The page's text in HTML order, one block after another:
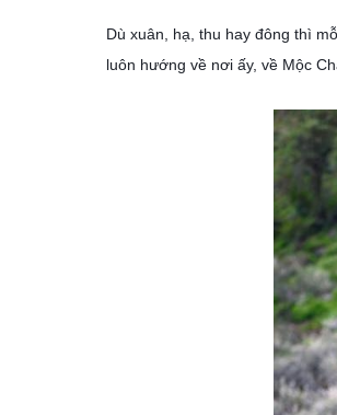
Dù xuân, hạ, thu hay đông thì
luôn hướng về nơi ấy, về Mộc